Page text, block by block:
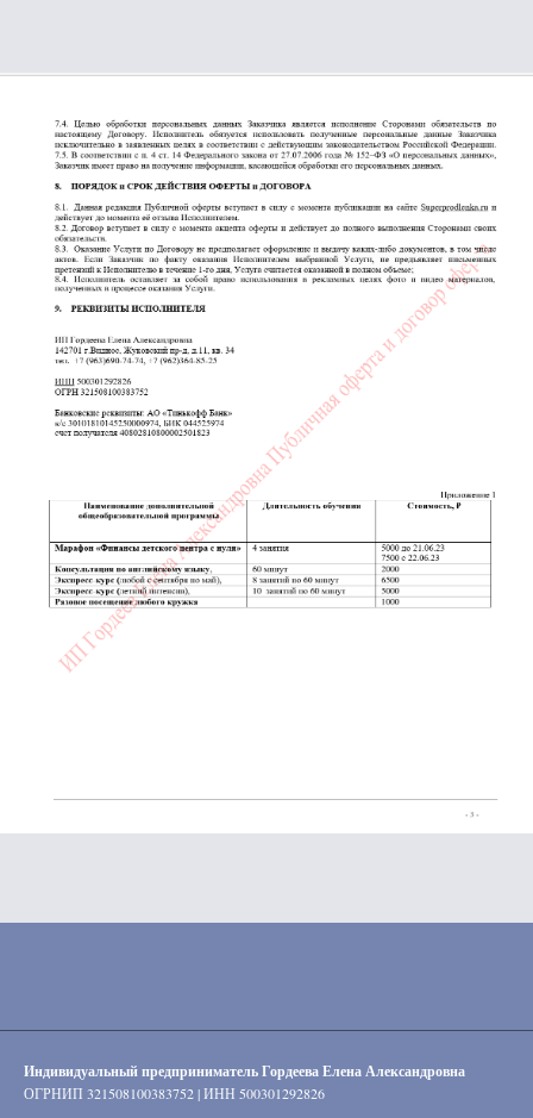
Индивидуальный предприниматель Гордеева Елена Александровна
ОГРНИП 321508100383752 | ИНН 500301292826